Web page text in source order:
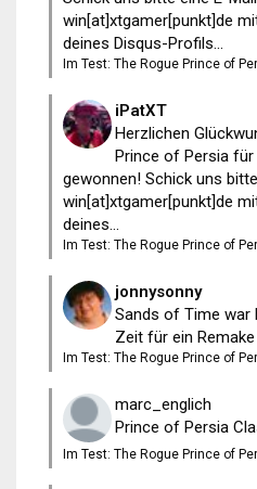
win[at]xtgamer[punkt]de
deines Disqus-Profils...
Im Test: The Rogue Prince of
iPatXT
Herzlichen
Prince of Persia
gewonnen! Schick uns
win[at]xtgamer[punkt]de
deines...
Im Test: The Rogue Prince of
jonnysonny
Sands of Time war
Zeit für ein
Im Test: The Rogue Prince of
marc_englich
Prince of Persia
Im Test: The Rogue Prince of